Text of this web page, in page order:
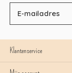
Klantenservice